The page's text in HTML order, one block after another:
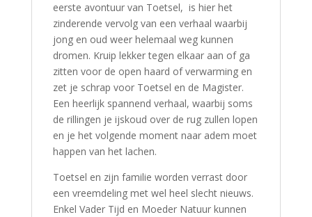
eerste avontuur van Toetsel, is hier het
zinderende vervolg van een verhaal waarbij
jong en oud weer helemaal weg kunnen
dromen. Kruip lekker tegen elkaar aan of ga
zitten voor de open haard of verwarming en
zet je schrap voor Toetsel en de Magister.
Een heerlijk spannend verhaal, waarbij soms
de rillingen je ijskoud over de rug zullen lopen
en je het volgende moment naar adem moet
happen van het lachen.
Toetsel en zijn familie worden verrast door
een vreemdeling met wel heel slecht nieuws.
Enkel Vader Tijd en Moeder Natuur kunnen